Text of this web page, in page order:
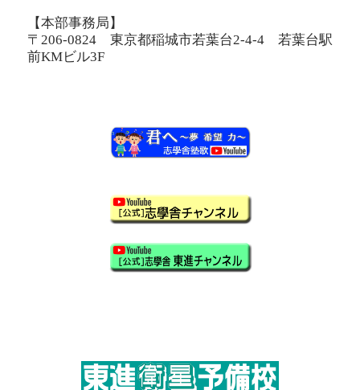
【本部事務局】
〒206-0824 東京都稲城市若葉台2-4-4 若葉台駅
前KMビル3F